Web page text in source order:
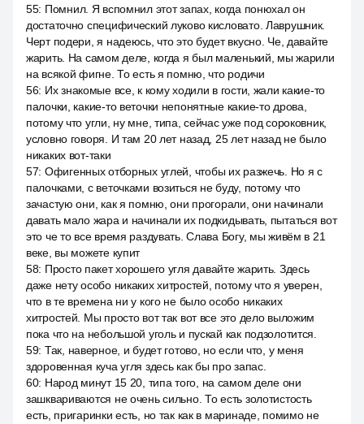
55: Помнил. Я вспомнил этот запах, когда понюхал он
достаточно специфический луково кисловато. Лаврушник.
Черт подери, я надеюсь, что это будет вкусно. Че, давайте
жарить. На самом деле, когда я был маленький, мы жарили
на всякой фигне. То есть я помню, что родичи
56: Их знакомые все, к кому ходили в гости, жали какие-то
палочки, какие-то веточки непонятные какие-то дрова,
потому что угли, ну мне, типа, сейчас уже под сороковник,
условно говоря. И там 20 лет назад, 25 лет назад не было
никаких вот-таки
57: Офигенных отборных углей, чтобы их разжечь. Но я с
палочками, с веточками возиться не буду, потому что
зачастую они, как я помню, они прогорали, они начинали
давать мало жара и начинали их подкидывать, пытаться вот
это че то все время раздувать. Слава Богу, мы живём в 21
веке, вы можете купит
58: Просто пакет хорошего угля давайте жарить. Здесь
даже нету особо никаких хитростей, потому что я уверен,
что в те времена ни у кого не было особо никаких
хитростей. Мы просто вот так вот все это дело выложим
пока что на небольшой уголь и пускай как подзолотится.
59: Так, наверное, и будет готово, но если что, у меня
здоровенная куча угля здесь как бы про запас.
60: Народ минут 15 20, типа того, на самом деле они
зашквариваются не очень сильно. То есть золотистость
есть, пригаринки есть, но так как в маринаде, помимо не